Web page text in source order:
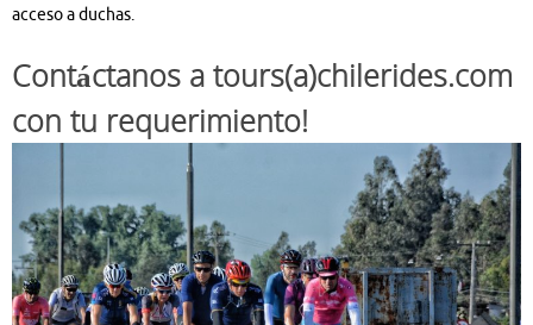
acceso a duchas.
Contáctanos a tours(a)chilerides.com
con tu requerimiento!